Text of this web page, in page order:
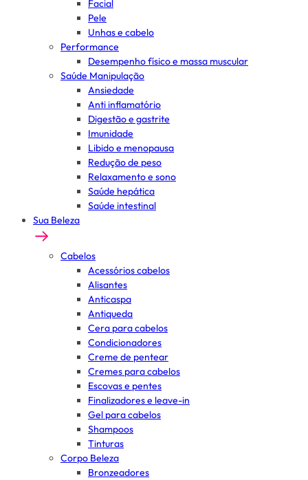
Facial
Pele
Unhas e cabelo
Performance
Desempenho físico e massa muscular
Saúde Manipulação
Ansiedade
Anti inflamatório
Digestão e gastrite
Imunidade
Libido e menopausa
Redução de peso
Relaxamento e sono
Saúde hepática
Saúde intestinal
Sua Beleza
Cabelos
Acessórios cabelos
Alisantes
Anticaspa
Antiqueda
Cera para cabelos
Condicionadores
Creme de pentear
Cremes para cabelos
Escovas e pentes
Finalizadores e leave-in
Gel para cabelos
Shampoos
Tinturas
Corpo Beleza
Bronzeadores